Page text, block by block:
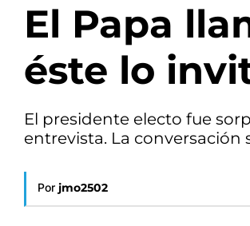
El Papa
éste lo
El presidente electo fue
entrevista. La conversación
Por jmo2502